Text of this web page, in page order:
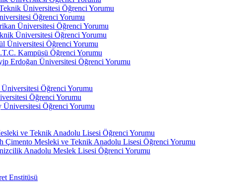
Üniversitesi Öğrenci Yorumu
Öğrenci Yorumu
Üniversitesi Öğrenci Yorumu
Üniversitesi Öğrenci Yorumu
Üniversitesi Öğrenci Yorumu
Kampüsü Öğrenci Yorumu
Erdoğan Üniversitesi Öğrenci Yorumu
Üniversitesi Öğrenci Yorumu
Öğrenci Yorumu
Üniversitesi Öğrenci Yorumu
ve Teknik Anadolu Lisesi Öğrenci Yorumu
Çimento Mesleki ve Teknik Anadolu Lisesi Öğrenci Yorumu
Anadolu Meslek Lisesi Öğrenci Yorumu
Enstitüsü